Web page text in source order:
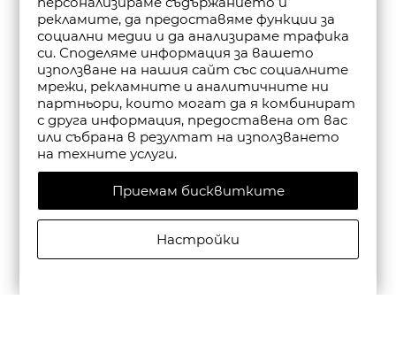
рекламите, да предоставяме функции за
социални медии и да анализираме трафика
си. Споделяме информация за вашето
използване на нашия сайт със социалните
мрежи, рекламните и аналитичните ни
партньори, които могат да я комбинират
с друга информация, предоставена от вас
или събрана в резултат на използването
на техните услуги.
Приемам бисквитките
Настройки